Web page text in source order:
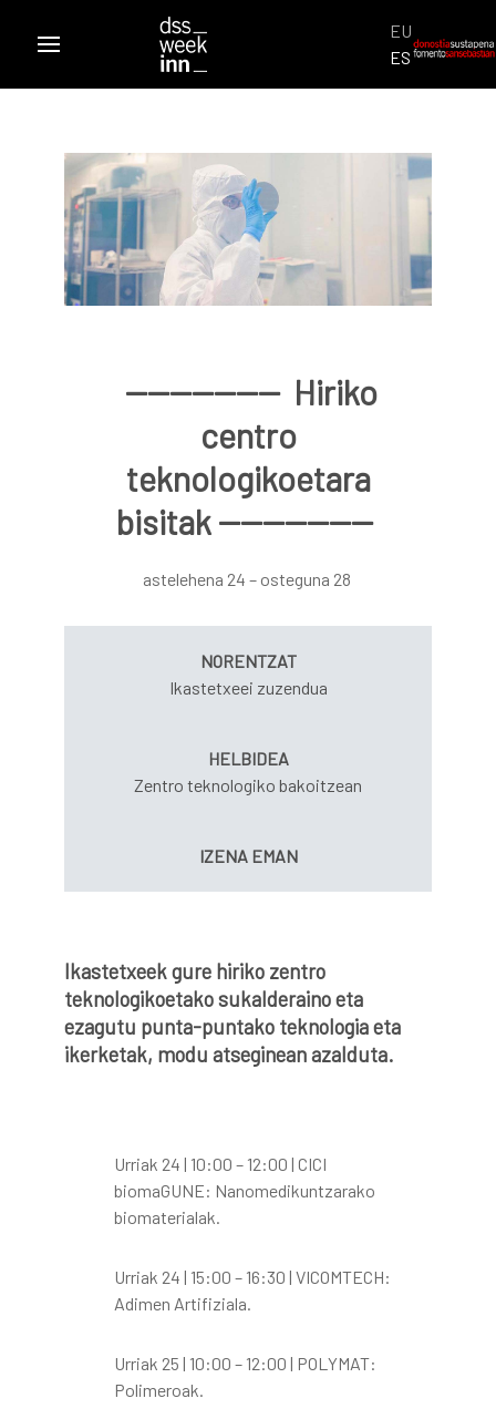
Hautatu
EU
ES
-------------- Hiriko
centro
teknologikoetara
bisitak --------------
astelehena 24 – osteguna 28
NORENTZAT
Ikastetxeei zuzendua
HELBIDEA
Zentro teknologiko bakoitzean
IZENA EMAN
Ikastetxeek gure hiriko zentro
teknologikoetako sukalderaino eta
ezagutu punta-puntako teknologia eta
ikerketak, modu atseginean azalduta.
Urriak 24 | 10:00 – 12:00 | CICI
biomaGUNE: Nanomedikuntzarako
biomaterialak.
Urriak 24 | 15:00 – 16:30 | VICOMTECH:
Adimen Artifiziala.
Urriak 25 | 10:00 – 12:00 | POLYMAT:
Polimeroak.